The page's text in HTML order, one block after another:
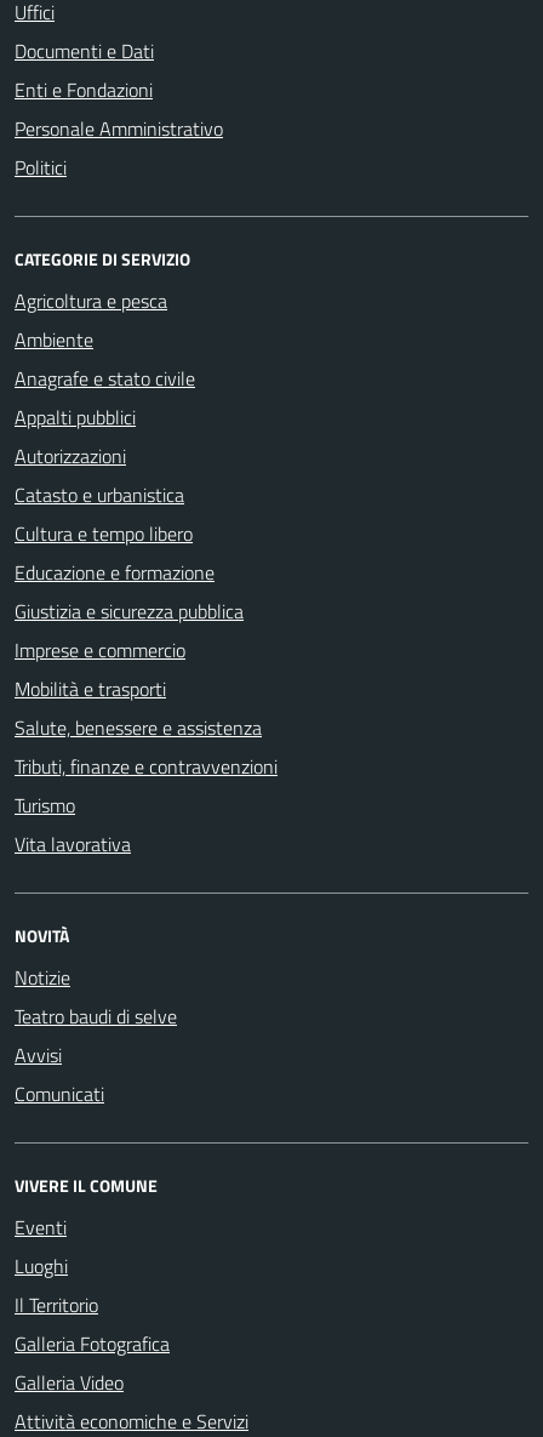
Uffici
Documenti e Dati
Enti e Fondazioni
Personale Amministrativo
Politici
CATEGORIE DI SERVIZIO
Agricoltura e pesca
Ambiente
Anagrafe e stato civile
Appalti pubblici
Autorizzazioni
Catasto e urbanistica
Cultura e tempo libero
Educazione e formazione
Giustizia e sicurezza pubblica
Imprese e commercio
Mobilità e trasporti
Salute, benessere e assistenza
Tributi, finanze e contravvenzioni
Turismo
Vita lavorativa
NOVITÀ
Notizie
Teatro baudi di selve
Avvisi
Comunicati
VIVERE IL COMUNE
Eventi
Luoghi
Il Territorio
Galleria Fotografica
Galleria Video
Attività economiche e Servizi